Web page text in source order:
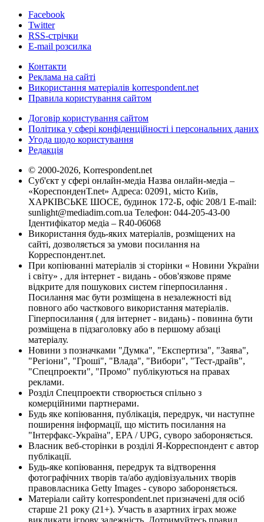
Facebook
Twitter
RSS-стрічки
E-mail розсилка
Контакти
Реклама на сайті
Використання матеріалів korrespondent.net
Правила користування сайтом
Договір користування сайтом
Політика у сфері конфіденційності і персональних даних
Угода щодо користування
Редакція
© 2000-2026, Korrespondent.net
Суб'єкт у сфері онлайн-медіа Назва онлайн-медіа –
«КореспонденТ.net» Адреса: 02091, місто Київ,
ХАРКІВСЬКЕ ШОСЕ, будинок 172-Б, офіс 208/1 E-mail:
sunlight@mediadim.com.ua Телефон: 044-205-43-00
Ідентифікатор медіа – R40-06068
Використання будь-яких матеріалів, розміщених на
сайті, дозволяється за умови посилання на
Корреспондент.net.
При копіюванні матеріалів зі сторінки « Новини України
і світу» , для інтернет - видань - обов'язкове пряме
відкрите для пошукових систем гіперпосилання .
Посилання має бути розміщена в незалежності від
повного або часткового використання матеріалів.
Гіперпосилання ( для інтернет - видань) - повинна бути
розміщена в підзаголовку або в першому абзаці
матеріалу.
Новини з позначками "Думка", "Експертиза", "Заява",
"Регіони", "Гроші", "Влада", "Вибори", "Тест-драйв",
"Спецпроекти", "Промо" публікуються на правах
реклами.
Розділ Спецпроекти створюється спільно з
комерційними партнерами.
Будь яке копіювання, публікація, передрук, чи наступне
поширення інформації, що містить посилання на
"Інтерфакс-Україна", EPA / UPG, суворо забороняється.
Власник веб-сторінки в розділі Я-Корреспондент є автор
публікації.
Будь-яке копіювання, передрук та відтворення
фотографічних творів та/або аудіовізуальних творів
правовласника Getty Images - суворо забороняється.
Матеріали сайту korrespondent.net призначені для осіб
старше 21 року (21+). Участь в азартних іграх може
викликати ігрову залежність. Дотримуйтесь правил